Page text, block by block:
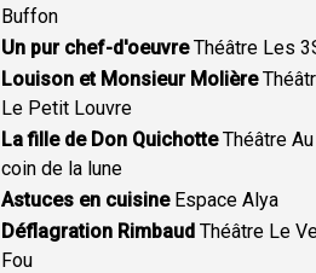
Buffon
Un pur chef-d'oeuvreThéâtre Les
Louison et Monsieur Molière
Le Petit Louvre
La fille de Don QuichotteThéâtre Au
coin de la lune
Astuces en cuisineEspace Alya
Déflagration Rimbaud Théâtre Le
Fou